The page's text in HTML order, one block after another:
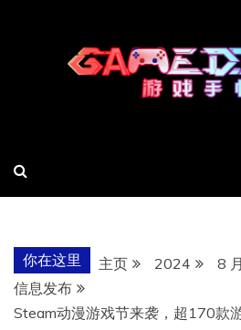
你在这里 主页 2024 8 月
信息发布
Steam动漫游戏节来袭，超170款